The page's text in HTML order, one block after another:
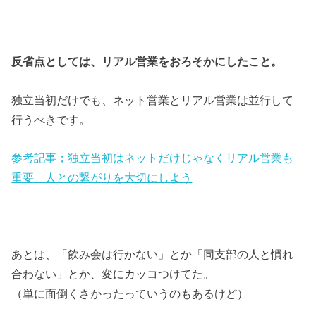
反省点としては、リアル営業をおろそかにしたこと。
独立当初だけでも、ネット営業とリアル営業は並行して
行うべきです。
参考記事；独立当初はネットだけじゃなくリアル営業も
重要 人との繋がりを大切にしよう
あとは、「飲み会は行かない」とか「同支部の人と慣れ
合わない」とか、変にカッコつけてた。
（単に面倒くさかったっていうのもあるけど）